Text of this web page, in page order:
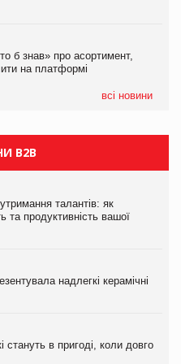
б знав» про асортимент,
на платформі
всі новини
VARUS з’явилися паучі
мережу магазинів
B2B
талантів: як
та продуктивність вашої
надлегкі керамічні
стануть в пригоді, коли довго